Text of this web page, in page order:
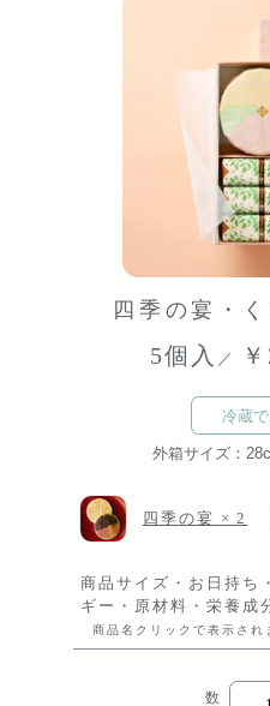
四季の宴・
5個入 ／
冷蔵
外箱サイズ：
四季の宴 × 2
商品サイズ・お日持ち
ギー・原材料・栄養成
商品名クリックで表示され